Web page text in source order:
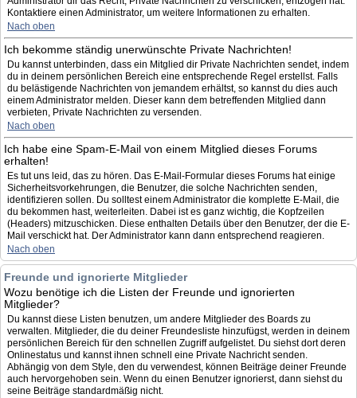
Kontaktiere einen Administrator, um weitere Informationen zu erhalten.
Nach oben
Ich bekomme ständig unerwünschte Private Nachrichten!
Du kannst unterbinden, dass ein Mitglied dir Private Nachrichten sendet, indem
du in deinem persönlichen Bereich eine entsprechende Regel erstellst. Falls
du belästigende Nachrichten von jemandem erhältst, so kannst du dies auch
einem Administrator melden. Dieser kann dem betreffenden Mitglied dann
verbieten, Private Nachrichten zu versenden.
Nach oben
Ich habe eine Spam-E-Mail von einem Mitglied dieses Forums
erhalten!
Es tut uns leid, das zu hören. Das E-Mail-Formular dieses Forums hat einige
Sicherheitsvorkehrungen, die Benutzer, die solche Nachrichten senden,
identifizieren sollen. Du solltest einem Administrator die komplette E-Mail, die
du bekommen hast, weiterleiten. Dabei ist es ganz wichtig, die Kopfzeilen
(Headers) mitzuschicken. Diese enthalten Details über den Benutzer, der die E-
Mail verschickt hat. Der Administrator kann dann entsprechend reagieren.
Nach oben
Freunde und ignorierte Mitglieder
Wozu benötige ich die Listen der Freunde und ignorierten
Mitglieder?
Du kannst diese Listen benutzen, um andere Mitglieder des Boards zu
verwalten. Mitglieder, die du deiner Freundesliste hinzufügst, werden in deinem
persönlichen Bereich für den schnellen Zugriff aufgelistet. Du siehst dort deren
Onlinestatus und kannst ihnen schnell eine Private Nachricht senden.
Abhängig von dem Style, den du verwendest, können Beiträge deiner Freunde
auch hervorgehoben sein. Wenn du einen Benutzer ignorierst, dann siehst du
seine Beiträge standardmäßig nicht.